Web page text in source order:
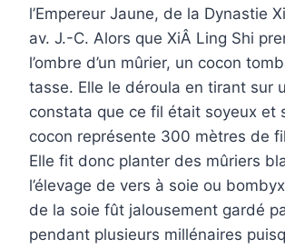
l’Empereur Jaune, de la Dynastie
av. J.-C. Alors que XiÂ Ling Shi
l’ombre d’un mûrier, un cocon
tasse. Elle le déroula en tirant sur
constata que ce fil était soyeux et
cocon représente 300 mètres de
Elle fit donc planter des mûriers
l’élevage de vers à soie ou
de la soie fût jalousement gardé
pendant plusieurs millénaires